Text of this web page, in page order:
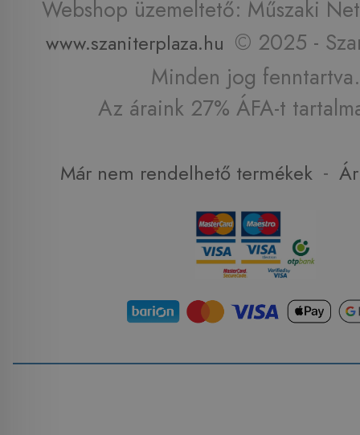
Webshop üzemeltető: Műszaki
www.szaniterplaza.hu © 2025 -
Minden jog fenntartva.
Az áraink 27% ÁFA-t
Már nem rendelhető termékek -